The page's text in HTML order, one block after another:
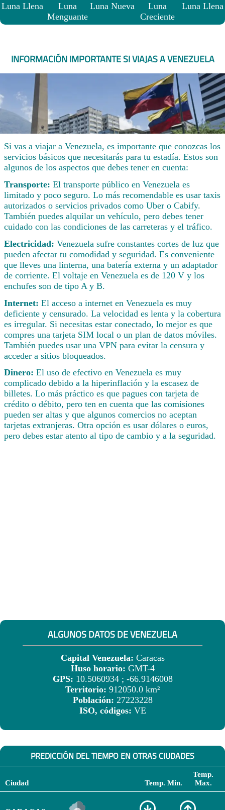
Luna Llena
Luna
Menguante
Luna Nueva
Luna
Creciente
Luna Llena
INFORMACIÓN IMPORTANTE SI VIAJAS A VENEZUELA
Si vas a viajar a Venezuela, es importante que conozcas los
servicios básicos que necesitarás para tu estadía. Estos son
algunos de los aspectos que debes tener en cuenta:
Transporte: El transporte público en Venezuela es
limitado y poco seguro. Lo más recomendable es usar taxis
autorizados o servicios privados como Uber o Cabify.
También puedes alquilar un vehículo, pero debes tener
cuidado con las condiciones de las carreteras y el tráfico.
Electricidad: Venezuela sufre constantes cortes de luz que
pueden afectar tu comodidad y seguridad. Es conveniente
que lleves una linterna, una batería externa y un adaptador
de corriente. El voltaje en Venezuela es de 120 V y los
enchufes son de tipo A y B.
Internet: El acceso a internet en Venezuela es muy
deficiente y censurado. La velocidad es lenta y la cobertura
es irregular. Si necesitas estar conectado, lo mejor es que
compres una tarjeta SIM local o un plan de datos móviles.
También puedes usar una VPN para evitar la censura y
acceder a sitios bloqueados.
Dinero: El uso de efectivo en Venezuela es muy
complicado debido a la hiperinflación y la escasez de
billetes. Lo más práctico es que pagues con tarjeta de
crédito o débito, pero ten en cuenta que las comisiones
pueden ser altas y que algunos comercios no aceptan
tarjetas extranjeras. Otra opción es usar dólares o euros,
pero debes estar atento al tipo de cambio y a la seguridad.
ALGUNOS DATOS DE VENEZUELA
Capital Venezuela: Caracas
Huso horario: GMT-4
GPS: 10.5060934 ; -66.9146008
Territorio: 912050.0 km²
Población: 27223228
ISO, códigos: VE
PREDICCIÓN DEL TIEMPO EN OTRAS CIUDADES
Ciudad Temp. Min.
Temp.
Max.